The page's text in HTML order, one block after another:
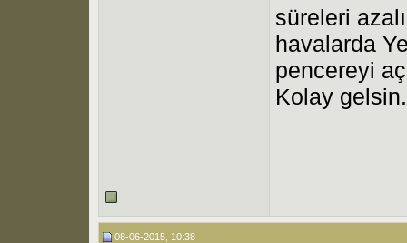
süreleri
havalarda
pencereyi
Kolay
08-06-2015, 10:38